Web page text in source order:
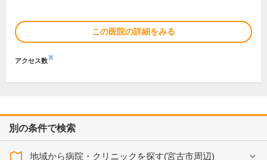
この医院の詳細をみる
アクセス数※
別の条件で検索
地域から病院・クリニックを探す(宮古市周辺)